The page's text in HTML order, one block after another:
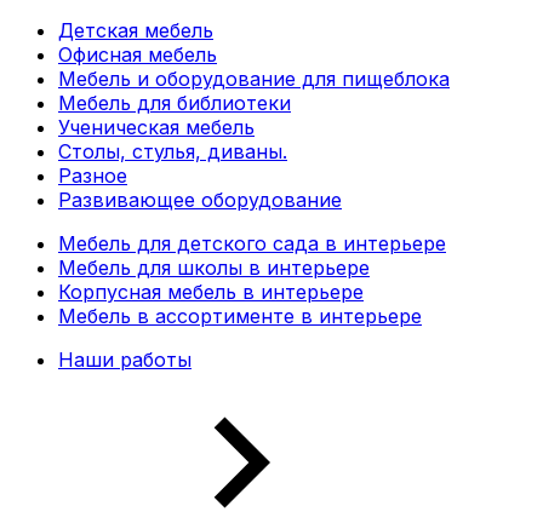
Детская мебель
Офисная мебель
Мебель и оборудование для пищеблока
Мебель для библиотеки
Ученическая мебель
Столы, стулья, диваны.
Разное
Развивающее оборудование
Мебель для детского сада в интерьере
Мебель для школы в интерьере
Корпусная мебель в интерьере
Мебель в ассортименте в интерьере
Наши работы